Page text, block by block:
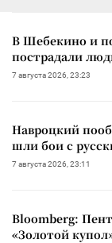
В Шебекино и
пострадали
7 августа 2026, 23:23
Навроцкий
шли бои с
7 августа 2026, 23:11
Bloomberg:
«Золотой